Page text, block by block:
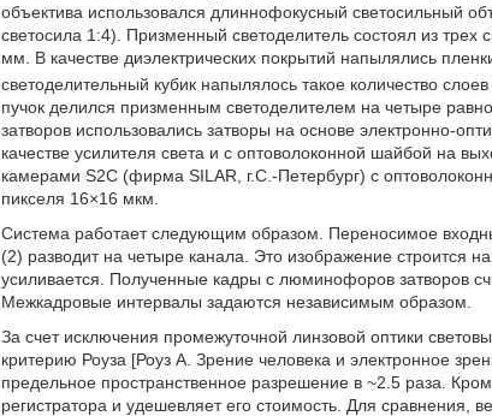
объектива использовался длиннофокусный светосильный
светосила 1:4). Призменный светоделитель состоял из трех
мм. В качестве диэлектрических покрытий напылялись
светоделительный кубик напылялось такое количество
пучок делился призменным светоделителем на четыре
затворов использовались затворы на основе электронно-
качестве усилителя света и с оптоволоконной шайбой на
камерами S2C (фирма SILAR, г.С.-Петербург) с
пикселя 16×16 мкм.
Система работает следующим образом. Переносимое
(2) разводит на четыре канала. Это изображение строится
усиливается. Полученные кадры с люминофоров затворов
Межкадровые интервалы задаются независимым образом.
За счет исключения промежуточной линзовой оптики
критерию Роуза [Роуз А. Зрение человека и электронное
предельное пространственное разрешение в ~2.5 раза.
регистратора и удешевляет его стоимость. Для сравнения,